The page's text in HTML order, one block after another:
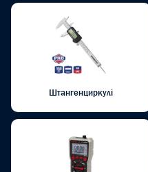
Штангенциркулі